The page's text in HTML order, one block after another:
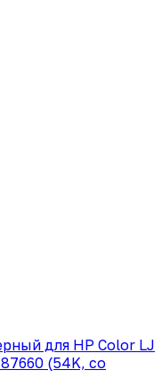
для HP Color LJ
(54K, со